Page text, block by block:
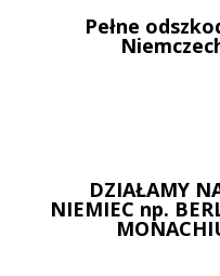
Pełne
DZIAŁAMY
NIEMIEC np.